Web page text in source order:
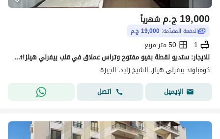
ج.م19,000 شهرياً
الدفعة المقدّمة: 19,000 ج.م
1
50 متر مربع
للايجار: ستديو لقطة بفيو مفتوح وتراس عملاق في قلب بيفرلي هيلز!For rent: A stunning studio apartment with an open view and a giant terrace in the heart
كومباوند بيفرلى هيلز، الشيخ زايد، الجيزة
الإيميل
اتصل